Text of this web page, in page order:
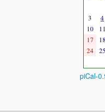
3
4
10
11
17
18
24
25
piCal-